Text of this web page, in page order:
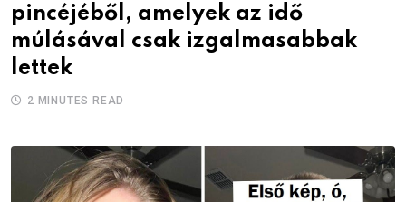
pincéjéből, amelyek az idő
múlásával csak izgalmasabbak
lettek
2 MINUTES READ